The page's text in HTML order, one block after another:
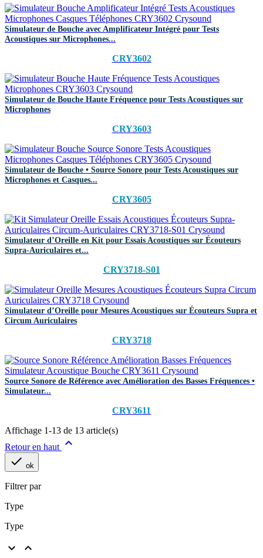
Simulateur de Bouche avec Amplificateur Intégré pour Tests
Acoustiques sur Microphones...
CRY3602
Simulateur de Bouche Haute Fréquence pour Tests Acoustiques sur
Microphones
CRY3603
Simulateur de Bouche • Source Sonore pour Tests Acoustiques sur
Microphones et Casques...
CRY3605
Simulateur d’Oreille en Kit pour Essais Acoustiques sur Écouteurs
Supra-Auriculaires et...
CRY3718-S01
Simulateur d’Oreille pour Mesures Acoustiques sur Écouteurs Supra et
Circum Auriculaires
CRY3718
Source Sonore de Référence avec Amélioration des Basses Fréquences •
Simulateur...
CRY3611
Affichage 1-13 de 13 article(s)
Retour en haut 
 ok
Filtrer par
Type
Type
 